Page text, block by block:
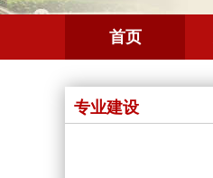
首页
专业建设